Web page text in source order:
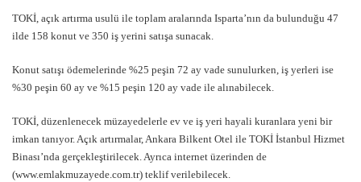
TOKİ, açık artırma usulü ile toplam aralarında Isparta’nın da bulunduğu 47
ilde 158 konut ve 350 iş yerini satışa sunacak.
Konut satışı ödemelerinde %25 peşin 72 ay vade sunulurken, iş yerleri ise
%30 peşin 60 ay ve %15 peşin 120 ay vade ile alınabilecek.
TOKİ, düzenlenecek müzayedelerle ev ve iş yeri hayali kuranlara yeni bir
imkan tanıyor. Açık artırmalar, Ankara Bilkent Otel ile TOKİ İstanbul Hizmet
Binası’nda gerçekleştirilecek. Ayrıca internet üzerinden de
(www.emlakmuzayede.com.tr) teklif verilebilecek.